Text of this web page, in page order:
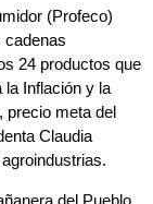
(Profeco)
cadenas
24 productos que
la Inflación y la
precio meta del
Claudia
del Pueblo